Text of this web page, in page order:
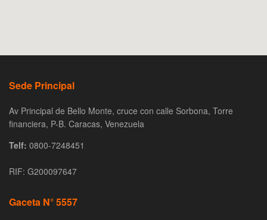
Sede Principal
Av Principal de Bello Monte, cruce con calle Sorbona, Torre
financiera, P-B. Caracas, Venezuela
Telf: 0800-7248451
RIF: G200097647
Gaceta N° 5557